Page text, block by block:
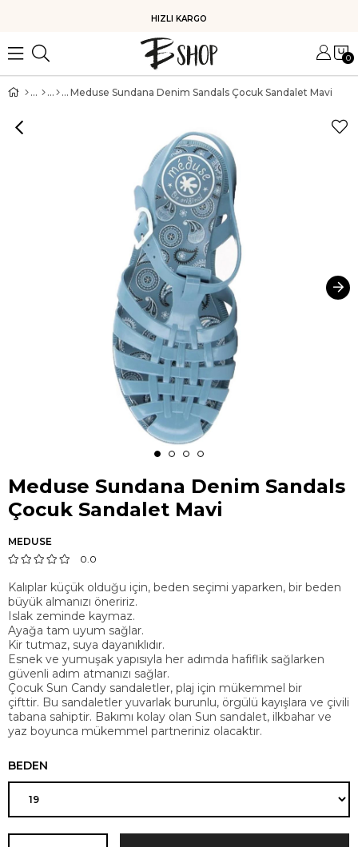
HIZLI KARGO
0
Meduse Sundana Denim Sandals Çocuk Sandalet Mavi
Meduse Sundana Denim Sandals
Çocuk Sandalet Mavi
MEDUSE
0.0
Kalıplar küçük olduğu için, beden seçimi yaparken, bir beden
büyük almanızı öneririz.
Islak zeminde kaymaz.
Ayağa tam uyum sağlar.
Kir tutmaz, suya dayanıklıdır.
Esnek ve yumuşak yapısıyla her adımda hafiflik sağlarken
güvenli adım atmanızı sağlar.
Çocuk Sun Candy sandaletler, plaj için mükemmel bir
çifttir. Bu sandaletler yuvarlak burunlu, örgülü kayışlara ve çivili
tabana sahiptir. Bakımı kolay olan Sun sandalet, ilkbahar ve
yaz boyunca mükemmel partneriniz olacaktır.
BEDEN